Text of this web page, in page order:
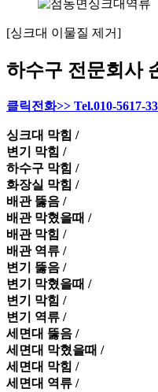
[싱크대 이물질 제거]
하수구 전문회사
클릭전화>> Tel.010-5617-
싱크대 막힘 /
변기 막힘 /
하수구 막힘 /
화장실 막힘 /
배관 뚫음 /
배관 막혔을때 /
배관 막힘 /
배관 역류 /
변기 뚫음 /
변기 막혔을때 /
변기 막힘 /
변기 역류 /
세면대 뚫음 /
세면대 막혔을때 /
세면대 막힘 /
세면대 역류 /